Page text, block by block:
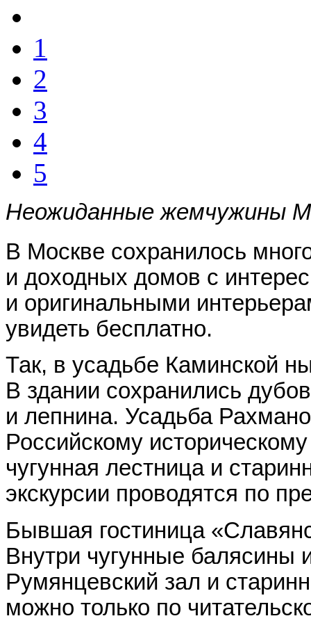
1
2
3
4
5
Неожиданные жемчужины
В Москве сохранилось
и доходных домов с
и оригинальными
увидеть бесплатно.
Так, в усадьбе Каминской
В здании сохранились
и лепнина. Усадьба
Российскому
чугунная лестница и
экскурсии проводятся по
Бывшая гостиница
Внутри чугунные
Румянцевский зал и
можно только по